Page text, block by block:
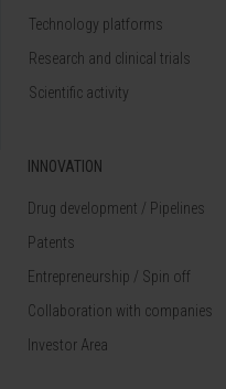
Technology platforms
Research and clinical trials
Scientific activity
INNOVATION
Drug development / Pipelines
Patents
Entrepreneurship / Spin off
Collaboration with companies
Investor Area